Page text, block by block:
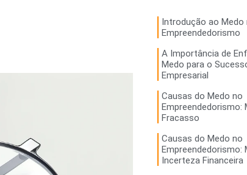
Introdução ao Medo
Empreendedorismo
A Importância de
Medo para o
Empresarial
Causas do Medo no
Empreendedorismo:
Fracasso
Causas do Medo no
Empreendedorismo:
Incerteza Financeira